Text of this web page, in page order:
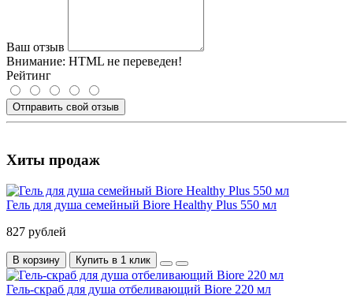
Ваш отзыв
Внимание: HTML не переведен!
Рейтинг
Отправить свой отзыв
Хиты продаж
Гель для душа семейный Biore Healthy Plus 550 мл
827 рублей
В корзину Купить в 1 клик
Гель-скраб для душа отбеливающий Biore 220 мл